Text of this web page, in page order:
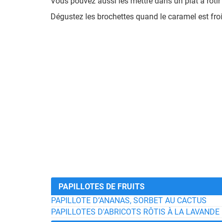
Dégustez les brochettes quand le caramel est
PAPILLOTES DE FRUITS
PAPILLOTE D’ANANAS, SORBET AU CACTUS
PAPILLOTES D'ABRICOTS RÔTIS À LA LAVANDE